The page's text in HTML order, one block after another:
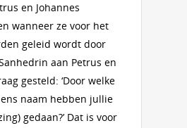
en Johannes
wanneer ze voor het
geleid wordt door
aan Petrus en
gesteld: ‘Door welke
naam hebben jullie
gedaan?’ Dat is voor